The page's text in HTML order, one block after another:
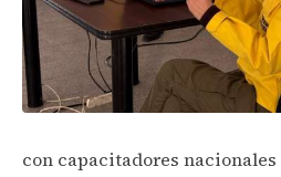
con capacitadores